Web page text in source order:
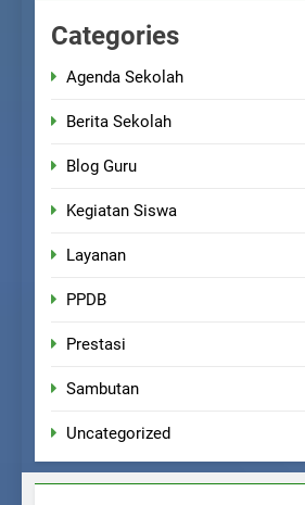
Categories
Agenda Sekolah
Berita Sekolah
Blog Guru
Kegiatan Siswa
Layanan
PPDB
Prestasi
Sambutan
Uncategorized